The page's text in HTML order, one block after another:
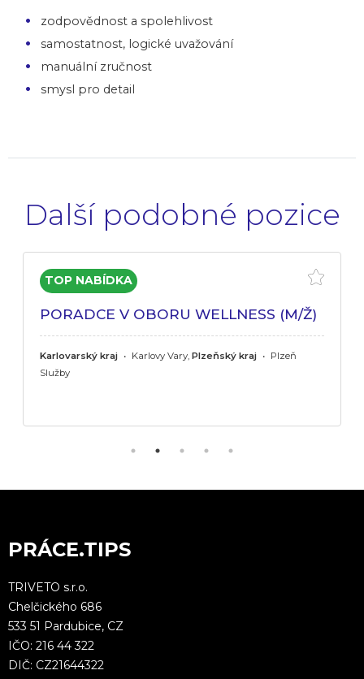
zodpovědnost a spolehlivost
samostatnost, logické uvažování
manuální zručnost
smysl pro detail
Další podobné pozice
PORADCE V OBORU WELLNESS (M/Ž)
Karlovarský kraj • Karlovy Vary, Plzeňský kraj • Plzeň
Služby
PRÁCE.TIPS
TRIVETO s.r.o.
Chelčického 686
533 51 Pardubice, CZ
IČO: 216 44 322
DIČ: CZ21644322